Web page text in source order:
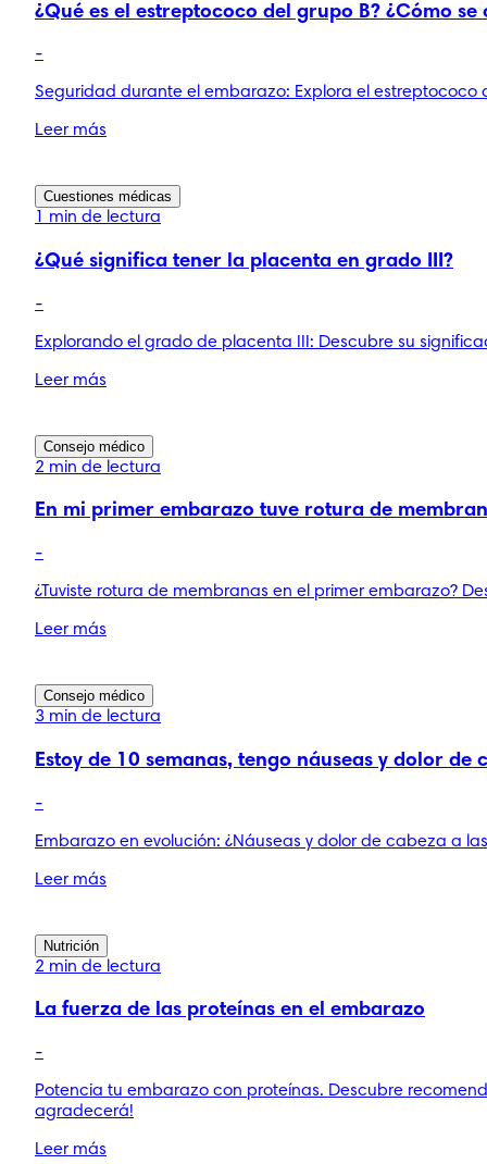
¿Qué es el estreptococo del grupo B? ¿Cómo se
-
Seguridad durante el embarazo: Explora el
Leer más
Cuestiones médicas
1 min de lectura
¿Qué significa tener la placenta en grado III?
-
Explorando el grado de placenta III: Descubre su
Leer más
Consejo médico
2 min de lectura
En mi primer embarazo tuve rotura de
-
¿Tuviste rotura de membranas en el primer embarazo?
Leer más
Consejo médico
3 min de lectura
Estoy de 10 semanas, tengo náuseas y dolor de
-
Embarazo en evolución: ¿Náuseas y dolor de cabeza a
Leer más
Nutrición
2 min de lectura
La fuerza de las proteínas en el embarazo
-
Potencia tu embarazo con proteínas. Descubre
agradecerá!
Leer más